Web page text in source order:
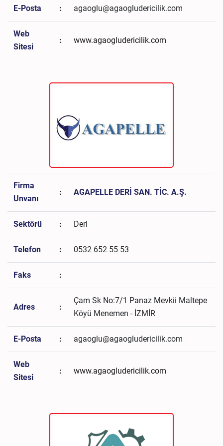
E-Posta : agaoglu@agaogludericilik.com
Web
Sitesi
: www.agaogludericilik.com
Firma
Unvanı
: AGAPELLE DERİ SAN. TİC. A.Ş.
Sektörü : Deri
Telefon : 0532 652 55 53
Faks :
Adres :
Çam Sk No:7/1 Panaz Mevkii Maltepe
Köyü Menemen - İZMİR
E-Posta : agaoglu@agaogludericilik.com
Web
Sitesi
: www.agaogludericilik.com